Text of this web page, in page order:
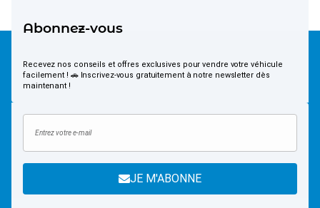
Abonnez-vous
Recevez nos conseils et offres exclusives pour vendre votre véhicule
facilement ! 🚗 Inscrivez-vous gratuitement à notre newsletter dès
maintenant !
JE M'ABONNE